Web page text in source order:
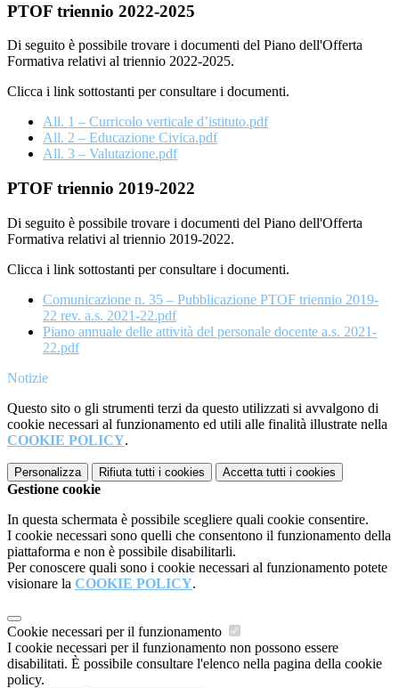
PTOF triennio 2022-2025
Di seguito è possibile trovare i documenti del Piano dell'Offerta
Formativa relativi al triennio 2022-2025.
Clicca i link sottostanti per consultare i documenti.
All. 1 – Curricolo verticale d’istituto.pdf
All. 2 – Educazione Civica.pdf
All. 3 – Valutazione.pdf
PTOF triennio 2019-2022
Di seguito è possibile trovare i documenti del Piano dell'Offerta
Formativa relativi al triennio 2019-2022.
Clicca i link sottostanti per consultare i documenti.
Comunicazione n. 35 – Pubblicazione PTOF triennio 2019-
22 rev. a.s. 2021-22.pdf
Piano annuale delle attività del personale docente a.s. 2021-
22.pdf
Notizie
Questo sito o gli strumenti terzi da questo utilizzati si avvalgono di
cookie necessari al funzionamento ed utili alle finalità illustrate nella
COOKIE POLICY.
Personalizza Rifiuta tutti i cookies Accetta tutti i cookies
Gestione cookie
In questa schermata è possibile scegliere quali cookie consentire.
I cookie necessari sono quelli che consentono il funzionamento della
piattaforma e non è possibile disabilitarli.
Per conoscere quali sono i cookie necessari al funzionamento potete
visionare la COOKIE POLICY.
Cookie necessari per il funzionamento
I cookie necessari per il funzionamento non possono essere
disabilitati. È possibile consultare l'elenco nella pagina della cookie
policy.